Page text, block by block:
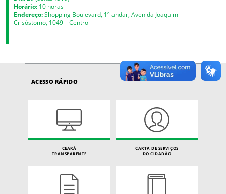
Horário: 10 horas
Endereço:Shopping Boulevard, 1º andar, Avenida Joaquim
Crisóstomo, 1049 – Centro
ACESSO RÁPIDO
CEARÁ
TRANSPARENTE
CARTA DE SERVIÇOS
DO CIDADÃO